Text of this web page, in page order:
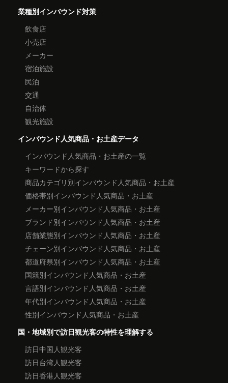
業種別インバウンド対策
飲食店
小売店
メーカー
宿泊施設
民泊
交通
自治体
観光施設
インバウンド人気商品・お土産データ
インバウンド人気商品・お土産の一覧
キーワードから探す
商品カテゴリ別インバウンド人気商品・お土産
価格帯別インバウンド人気商品・お土産
メーカー別インバウンド人気商品・お土産
ブランド別インバウンド人気商品・お土産
店舗業態別インバウンド人気商品・お土産
チェーン別インバウンド人気商品・お土産
都道府県別インバウンド人気商品・お土産
国籍別インバウンド人気商品・お土産
言語別インバウンド人気商品・お土産
年代別インバウンド人気商品・お土産
性別インバウンド人気商品・お土産
国・地域別で訪日観光客の特性を理解する
訪日中国人観光客
訪日台湾人観光客
訪日香港人観光客